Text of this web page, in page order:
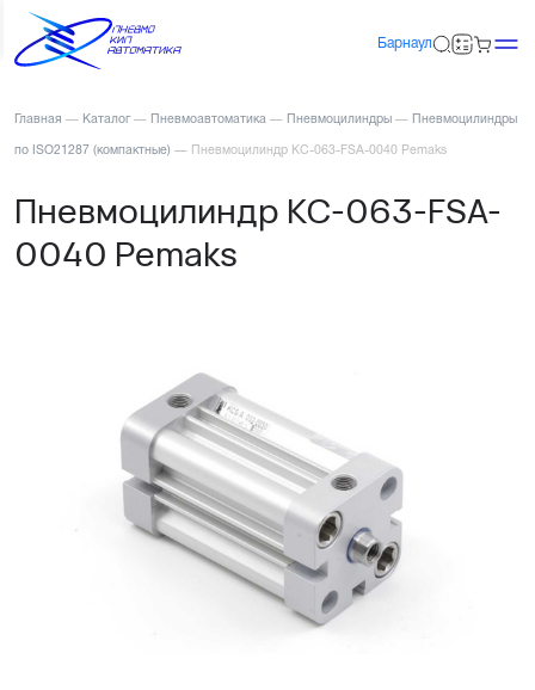
Барнаул
Главная — Каталог — Пневмоавтоматика — Пневмоцилиндры — Пневмоцилиндры
по ISO21287 (компактные) — Пневмоцилиндр KC-063-FSA-0040 Pemaks
Пневмоцилиндр KC-063-FSA-
0040 Pemaks